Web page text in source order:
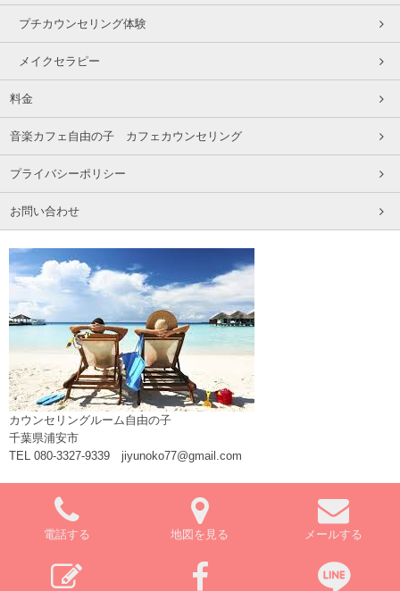
プチカウンセリング体験
メイクセラピー
料金
音楽カフェ自由の子 カフェカウンセリング
プライバシーポリシー
お問い合わせ
カウンセリングルーム自由の子
千葉県浦安市
TEL 080-3327-9339 jiyunoko77@gmail.com
電話する 地図を見る メールする